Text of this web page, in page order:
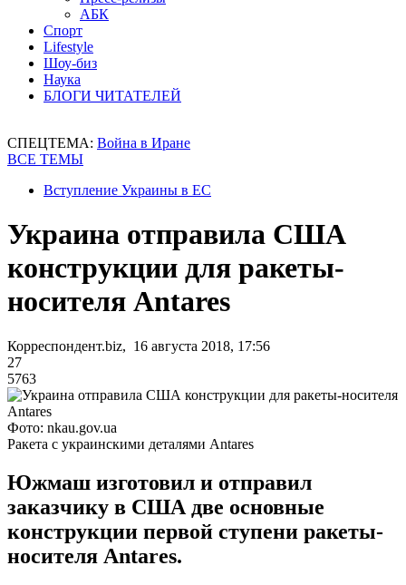
АБК
Спорт
Lifestyle
Шоу-биз
Наука
БЛОГИ ЧИТАТЕЛЕЙ
СПЕЦТЕМА: Война в Иране
ВСЕ ТЕМЫ
Вступление Украины в ЕС
Украина отправила США
конструкции для ракеты-
носителя Antares
Корреспондент.biz, 16 августа 2018, 17:56
27
5763
Фото: nkau.gov.ua
Ракета с украинскими деталями Antares
Южмаш изготовил и отправил
заказчику в США две основные
конструкции первой ступени ракеты-
носителя Antares.